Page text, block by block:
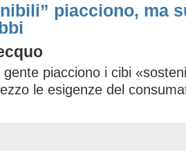
piacciono, ma
gente piacciono i cibi
le esigenze del